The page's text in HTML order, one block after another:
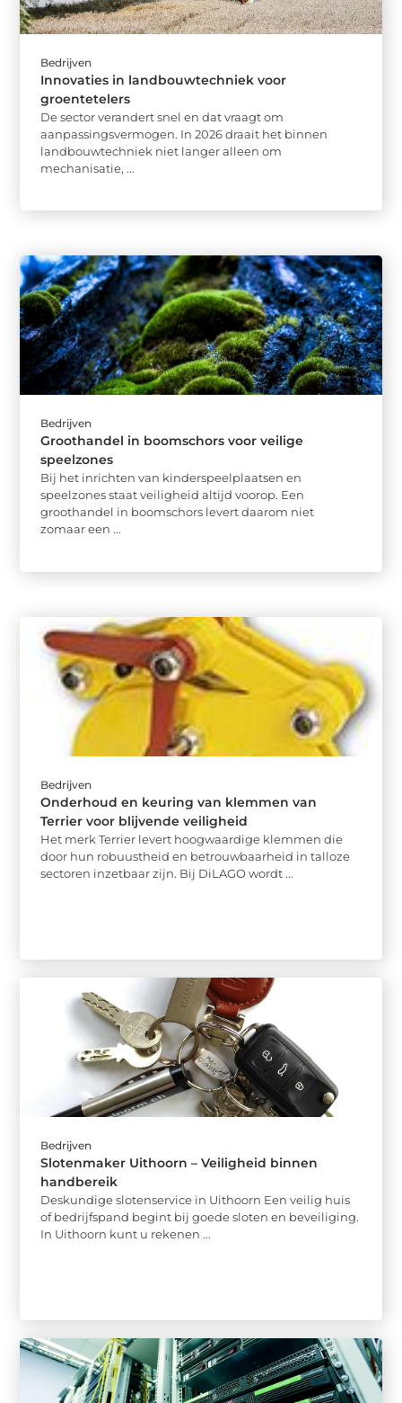
Bedrijven
Innovaties in landbouwtechniek voor
groentetelers
De sector verandert snel en dat vraagt om
aanpassingsvermogen. In 2026 draait het binnen
landbouwtechniek niet langer alleen om
mechanisatie, ...
Bedrijven
Groothandel in boomschors voor veilige
speelzones
Bij het inrichten van kinderspeelplaatsen en
speelzones staat veiligheid altijd voorop. Een
groothandel in boomschors levert daarom niet
zomaar een ...
Bedrijven
Onderhoud en keuring van klemmen van
Terrier voor blijvende veiligheid
Het merk Terrier levert hoogwaardige klemmen die
door hun robuustheid en betrouwbaarheid in talloze
sectoren inzetbaar zijn. Bij DiLAGO wordt ...
Bedrijven
Slotenmaker Uithoorn – Veiligheid binnen
handbereik
Deskundige slotenservice in Uithoorn Een veilig huis
of bedrijfspand begint bij goede sloten en beveiliging.
In Uithoorn kunt u rekenen ...